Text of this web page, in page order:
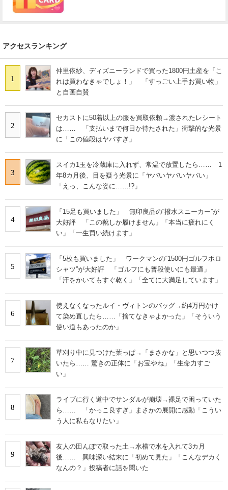
アクセスランキング
1
仲里依紗、ディズニーランドで買った1800円土産を「こ
れは買わなきゃでしょ！」 「すっごい上手お買い物」
と自画自賛
2
セカストに50着以上の服を買取依頼→渡されたレシート
は…… 「支払いまで何日か待たされた」衝撃的な光景
に「この値段はヤバすぎ」
3
スイカ1玉を冷蔵庫に入れず、常温で放置したら…… 1
年8カ月後、目を疑う光景に「ヤバいヤバいヤバい」
「えっ、こんな姿に……!?」
4
「15足も買いました」 無印良品の“撥水スニーカー”が
大好評 「この靴しか履けません」「本当に疲れにく
い」「一生買い続けます」
5
「5枚も買いました」 ワークマンの“1500円ゴルフポロ
シャツ”が大好評 「ゴルフにも普段使いにも最適」
「汗をかいてもすぐ乾く」「全てに大満足しています」
6
使えなくなったルイ・ヴィトンのバッグ→約4万円かけ
て染め直したら……「捨てなきゃよかった」「そういう
使い道もあったのか」
7
草刈り中に見つけた葉っぱ→「まさかな」と思いつつ抜
いたら…… 驚きの正体に「お宝やね」「生命力すご
い」
8
ライブに行く道中でサンダルが崩壊→裸足で困っていた
ら…… 「かっこ良すぎ」まさかの展開に感動「こうい
う人に私もなりたい」
9
友人の田んぼで取った土→水槽で水を入れて3カ月
後…… 興味深い結末に「初めて見た」「こんなデカく
なんの？」投稿者に話を聞いた